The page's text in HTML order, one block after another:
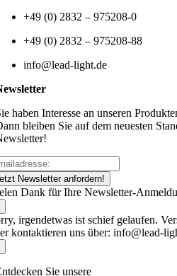
+49 (0) 2832 – 975208-0
+49 (0) 2832 – 975208-88
info@lead-light.de
haben Interesse an unseren
bleiben Sie auf dem neuesten
Newsletter anfordern!
Dank für Ihre Newsletter-
irgendetwas ist schief gelaufen.
kontaktieren uns über: info@lead-
Sie unsere